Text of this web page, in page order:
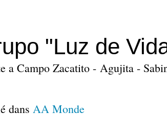
"Luz de
a Campo Zacatito - Agujita -
dans AA Monde